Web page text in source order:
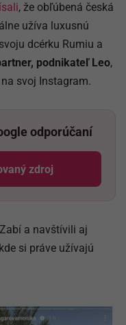
, že obľúbená česká
užíva luxusnú
dcérku Rumiu a
podnikateľ Leo,
svoj Instagram.
odporúčaní
zdroj
odkaz sa otvorí v
a navštívili aj
si práve užívajú